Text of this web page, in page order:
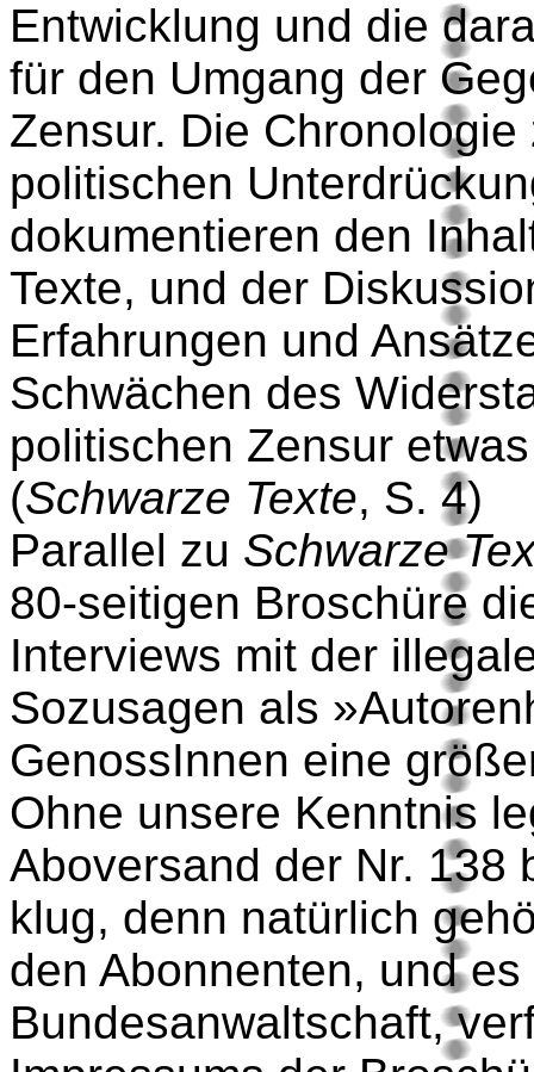
Entwicklung und die
für den Umgang der
Zensur. Die
politischen
dokumentieren den
Texte, und der
Erfahrungen und
Schwächen des
politischen Zensur
(Schwarze Texte, S. 4)
Parallel zu Schwarze
80-seitigen Broschüre
Interviews mit der
Sozusagen als
GenossInnen eine
Ohne unsere Kenntnis
Aboversand der Nr. 138
klug, denn natürlich
den Abonnenten, und
Bundesanwaltschaft,